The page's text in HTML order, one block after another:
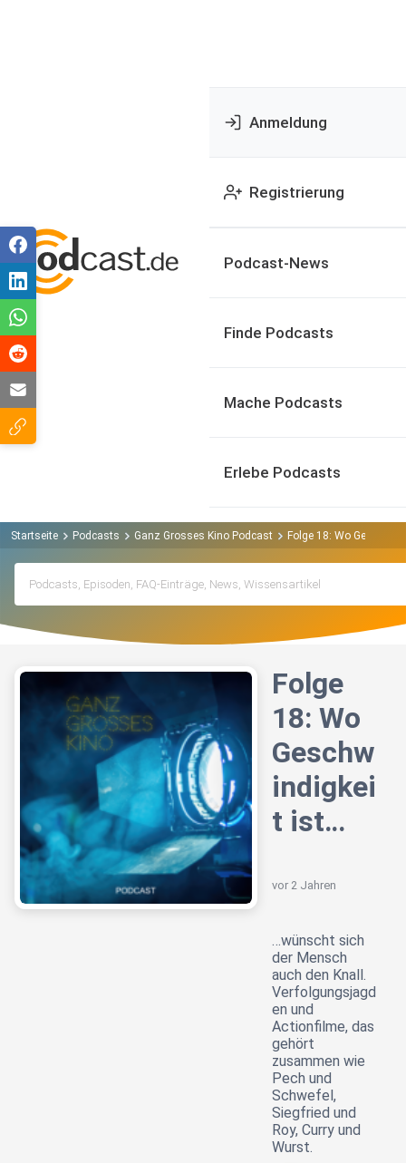
Anmeldung
Registrierung
Podcast-News
Finde Podcasts
Mache Podcasts
Erlebe Podcasts
Startseite Podcasts Ganz Grosses Kino Podcast Folge 18: Wo
Folge
18: Wo
Geschw
indigkei
t ist…
vor 2 Jahren
…wünscht sich
der Mensch
auch den Knall.
Verfolgungsjagd
en und
Actionfilme, das
gehört
zusammen wie
Pech und
Schwefel,
Siegfried und
Roy, Curry und
Wurst.